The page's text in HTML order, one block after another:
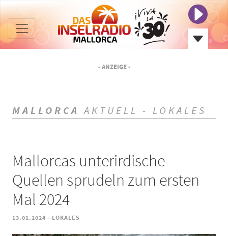
- ANZEIGE -
MALLORCA AKTUELL - LOKALES
Mallorcas unterirdische
Quellen sprudeln zum ersten
Mal 2024
13.01.2024 - LOKALES